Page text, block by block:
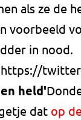
als ze de
voorbeeld
in nood.
held'
dat op